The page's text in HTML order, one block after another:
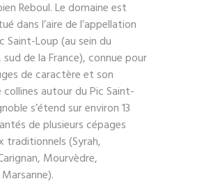
Reboul. Le domaine est
dans l’aire de l’appellation
Saint-Loup (au sein du
de la France), connue pour
de caractère et son
autour du Pic Saint-
s’étend sur environ 13
de plusieurs cépages
traditionnels (Syrah,
Mourvèdre,